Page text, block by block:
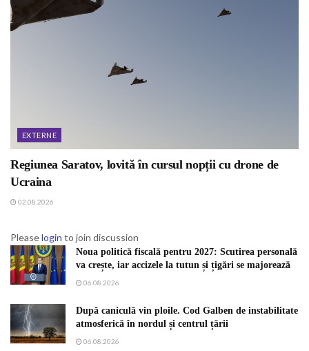
EXTERNE
Regiunea Saratov, lovită în cursul nopții cu drone de
Ucraina
02.08.2026
Pleaselogin to join discussion
Noua politică fiscală pentru 2027: Scutirea personală
va crește, iar accizele la tutun și țigări se majorează
06.08.2026
După caniculă vin ploile. Cod Galben de instabilitate
atmosferică în nordul și centrul țării
06.08.2026